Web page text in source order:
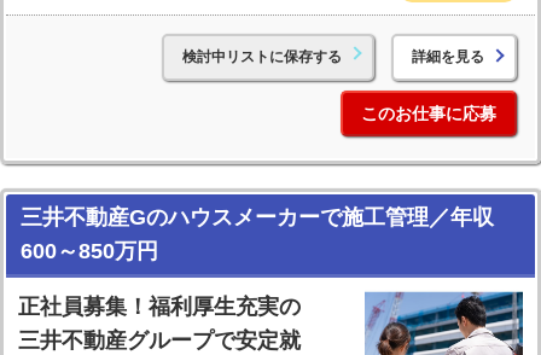
検討中リストに保存する 詳細を見る
このお仕事に応募
三井不動産Gのハウスメーカーで施工管理／年収
600～850万円
正社員募集！福利厚生充実の
三井不動産グループで安定就